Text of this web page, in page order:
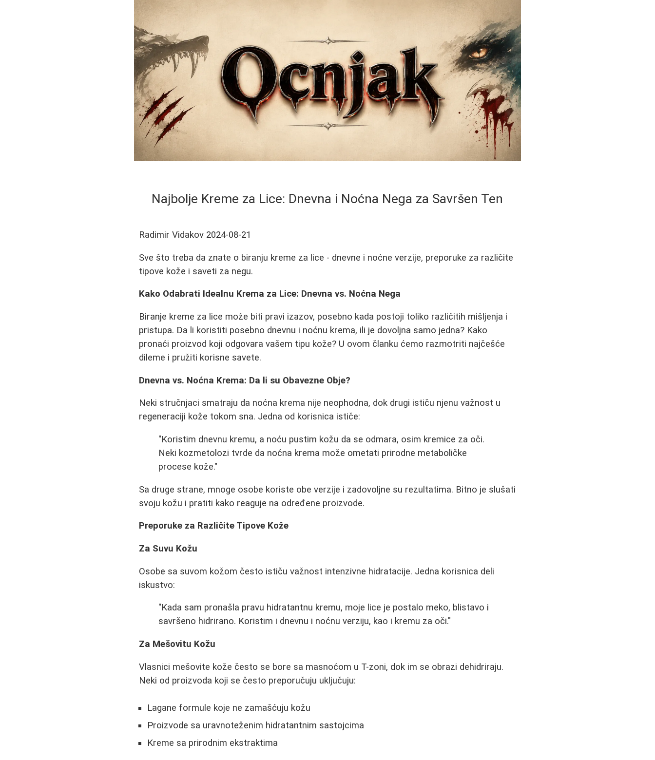
Najbolje Kreme za Lice: Dnevna i Noćna Nega za Savršen Ten
Radimir Vidakov 2024-08-21
Sve što treba da znate o biranju kreme za lice - dnevne i noćne verzije, preporuke za različite
tipove kože i saveti za negu.
Kako Odabrati Idealnu Krema za Lice: Dnevna vs. Noćna Nega
Biranje kreme za lice može biti pravi izazov, posebno kada postoji toliko različitih mišljenja i
pristupa. Da li koristiti posebno dnevnu i noćnu krema, ili je dovoljna samo jedna? Kako
pronaći proizvod koji odgovara vašem tipu kože? U ovom članku ćemo razmotriti najčešće
dileme i pružiti korisne savete.
Dnevna vs. Noćna Krema: Da li su Obavezne Obje?
Neki stručnjaci smatraju da noćna krema nije neophodna, dok drugi ističu njenu važnost u
regeneraciji kože tokom sna. Jedna od korisnica ističe:
"Koristim dnevnu kremu, a noću pustim kožu da se odmara, osim kremice za oči.
Neki kozmetolozi tvrde da noćna krema može ometati prirodne metaboličke
procese kože."
Sa druge strane, mnoge osobe koriste obe verzije i zadovoljne su rezultatima. Bitno je slušati
svoju kožu i pratiti kako reaguje na određene proizvode.
Preporuke za Različite Tipove Kože
Za Suvu Kožu
Osobe sa suvom kožom često ističu važnost intenzivne hidratacije. Jedna korisnica deli
iskustvo:
"Kada sam pronašla pravu hidratantnu kremu, moje lice je postalo meko, blistavo i
savršeno hidrirano. Koristim i dnevnu i noćnu verziju, kao i kremu za oči."
Za Mešovitu Kožu
Vlasnici mešovite kože često se bore sa masnoćom u T-zoni, dok im se obrazi dehidriraju.
Neki od proizvoda koji se često preporučuju uključuju:
Lagane formule koje ne zamašćuju kožu
Proizvode sa uravnoteženim hidratantnim sastojcima
Kreme sa prirodnim ekstraktima